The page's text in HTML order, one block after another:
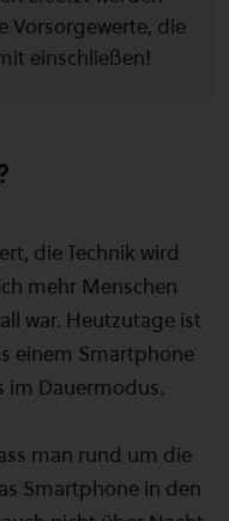
Vorsorgewerte, die
einschließen!
die Technik wird
mehr Menschen
war. Heutzutage ist
einem Smartphone
im Dauermodus.
man rund um die
Smartphone in den